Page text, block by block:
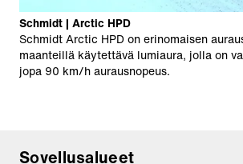
Schmidt | Arctic HPD
Schmidt Arctic HPD on erinomaisen
maanteillä käytettävä lumiaura, jolla on
jopa 90 km/h aurausnopeus.
Sovellusalueet